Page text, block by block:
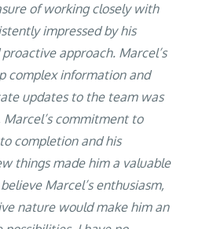
of working closely with
impressed by his
approach. Marcel’s
complex information and
updates to the team was
commitment to
completion and his
things made him a valuable
Marcel’s enthusiasm,
nature would make him an